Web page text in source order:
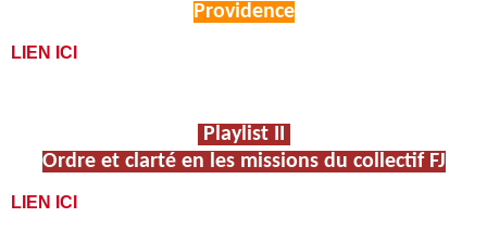
Providence
LIEN ICI
Playlist II
Ordre et clarté en les missions du collectif FJ
LIEN ICI